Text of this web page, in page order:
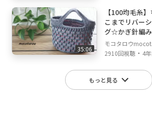
35:06
【100均毛糸
こまでリバー
グ☆かぎ針編
☆
モコタロウ
2910回視聴 ・ 4
もっと見る